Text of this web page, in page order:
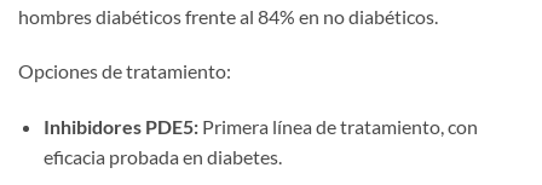
hombres diabéticos frente al 84% en no diabéticos.
Opciones de tratamiento:
Inhibidores PDE5:Primera línea de tratamiento, con
eficacia probada en diabetes.